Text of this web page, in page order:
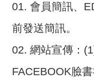
01. 會員簡訊、
前發送簡訊。
02. 網站宣傳：
FACEBOOK臉